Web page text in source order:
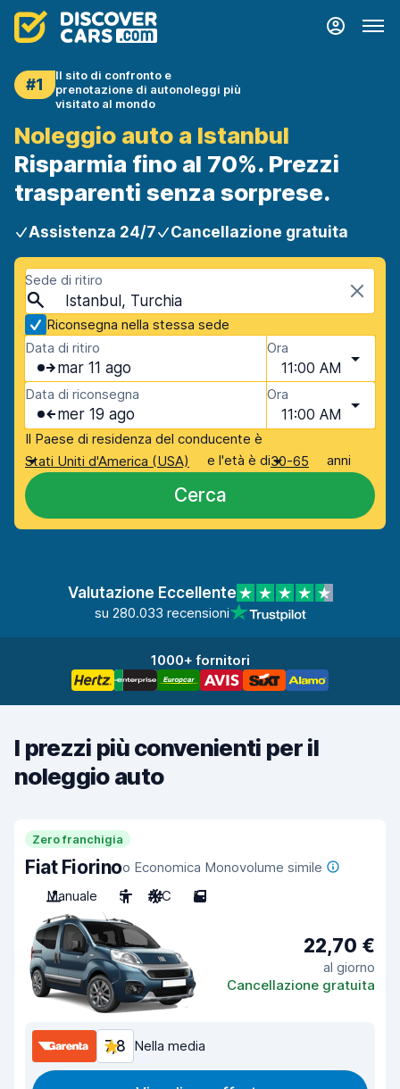
#1
Il sito di confronto e
prenotazione di autonoleggi più
visitato al mondo
Noleggio auto a Istanbul
Risparmia fino al 70%. Prezzi
trasparenti senza sorprese.
Assistenza 24/7 Cancellazione gratuita
Sede di ritiro
Istanbul, Turchia
Riconsegna nella stessa sede
Data di ritiro
mar 11 ago
Ora
11:00 AM
Data di riconsegna
mer 19 ago
Ora
11:00 AM
Il Paese di residenza del conducente è
Stati Uniti d'America (USA)
e l'età è di30-65 anni
Cerca
Valutazione Eccellente
su 280.033 recensioni
1000+ fornitori
I prezzi più convenienti per il
noleggio auto
Zero franchigia
Fiat Fiorinoo Economica Monovolume simile
Manuale
5 A/C 5
22,70 €
al giorno
Cancellazione gratuita
7,8 Nella media